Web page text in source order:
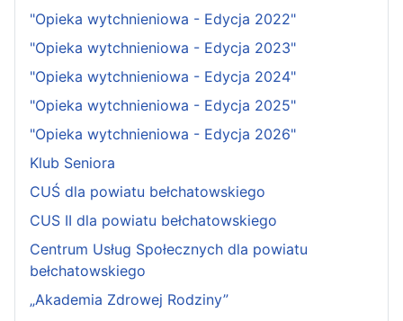
"Opieka wytchnieniowa - Edycja 2022"
"Opieka wytchnieniowa - Edycja 2023"
"Opieka wytchnieniowa - Edycja 2024"
"Opieka wytchnieniowa - Edycja 2025"
"Opieka wytchnieniowa - Edycja 2026"
Klub Seniora
CUŚ dla powiatu bełchatowskiego
CUS II dla powiatu bełchatowskiego
Centrum Usług Społecznych dla powiatu
bełchatowskiego
„Akademia Zdrowej Rodziny”